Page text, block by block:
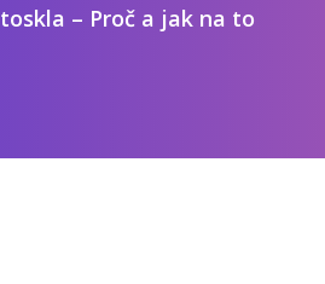
– Proč a jak na to